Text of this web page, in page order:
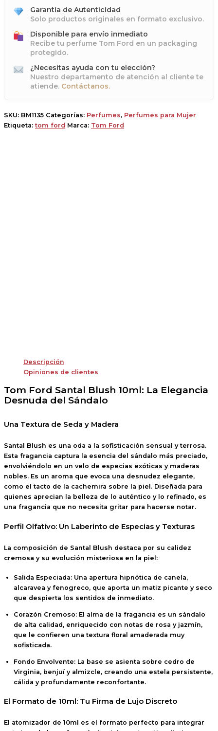
Garantía de Autenticidad
Solo productos originales en formato exclusivo.
Disponible para envío inmediato
Recibe tu perfume Tom Ford en un packaging
protegido.
¿Necesitas ayuda con tu elección?
Nuestro departamento de atención al cliente te
atiende. Contáctanos.
SKU: BM1135 Categorías: Perfumes, Perfumes para Mujer
Etiqueta:tom ford Marca: Tom Ford
Descripción
Opiniones de clientes
Tom Ford Santal Blush 10ml: La Elegancia
Desnuda del Sándalo
Una Textura de Seda y Madera
Santal Blush es una oda a la sofisticación sensual y terrosa.
Esta fragancia captura la esencia del sándalo más preciado,
envolviéndolo en un velo de especias exóticas y maderas
nobles. Es un aroma que evoca una desnudez elegante,
como el tacto de la cachemira sobre la piel. Diseñada para
quienes aprecian la belleza de lo auténtico y lo refinado, es
una fragancia que no necesita gritar para hacerse notar.
Perfil Olfativo: Un Laberinto de Especias y Texturas
La composición de Santal Blush destaca por su calidez
cremosa y su evolución misteriosa en la piel:
Salida Especiada: Una apertura hipnótica de canela,
alcaravea y fenogreco, que aporta un matiz picante y seco
que despierta los sentidos de inmediato.
Corazón Cremoso: El alma de la fragancia es un sándalo
de alta calidad , enriquecido con notas de rosa y jazmín,
que le confieren una textura floral amaderada muy
sofisticada.
Fondo Envolvente: La base se asienta sobre cedro de
Virginia, benjuí y almizcle, creando una estela persistente,
cálida y profundamente reconfortante.
El Formato de 10ml: Tu Firma de Lujo Discreto
El atomizador de 10ml
es el formato perfecto para integrar